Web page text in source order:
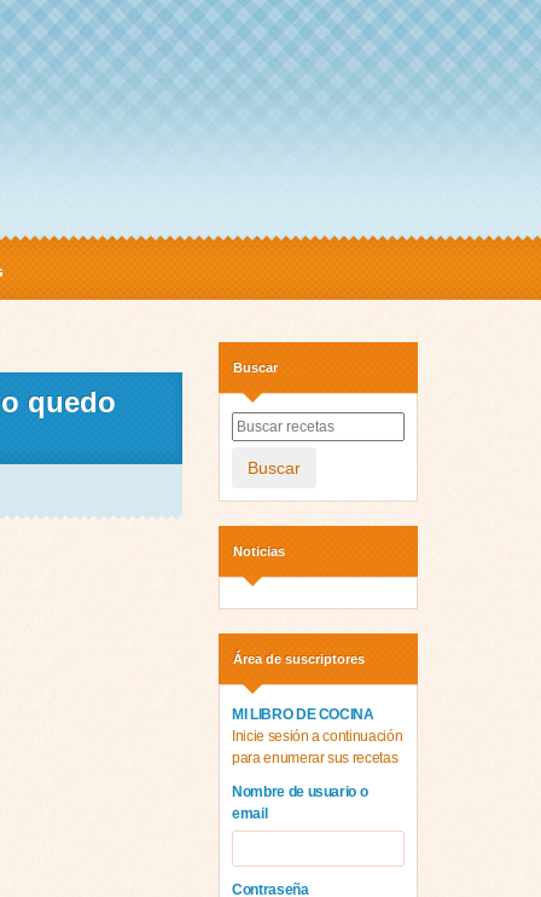
quedo
Buscar
Buscar
Noticias
Área de suscriptores
MI LIBRO DE COCINA
Inicie sesión a continuación
para enumerar sus recetas
Nombre de usuario o
email
Contraseña